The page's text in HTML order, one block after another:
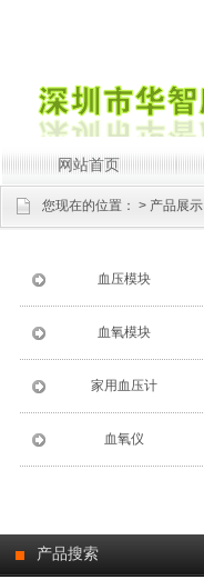
网站首页
产品搜索
您现在的位置： > 产品展示
血压模块
血氧模块
家用血压计
血氧仪